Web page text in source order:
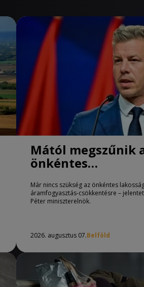
Mától megszűnik
önkéntes
csökkentés
Már nincs szükség az önkéntes
áramfogyasztás-csökkentésre –
Péter miniszterelnök.
2026. augusztus 07.Belföld